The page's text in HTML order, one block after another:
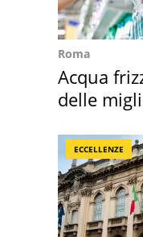
Roma
Acqua
delle
ECCELLENZE